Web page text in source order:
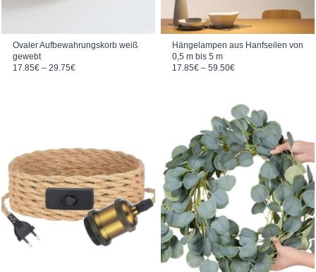
Ovaler Aufbewahrungskorb weiß
gewebt
17.85€ – 29.75€Preisspanne: 17.85€ bis 29.75€
Hängelampen aus Hanfseilen von
0,5 m bis 5 m
17.85€ – 59.50€Preisspanne: 17.85€ bis 59.50€